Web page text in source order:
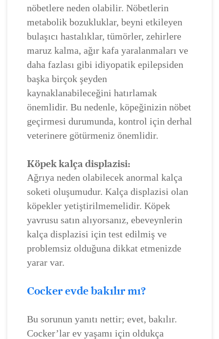
nöbetlere neden olabilir. Nöbetlerin
metabolik bozukluklar, beyni etkileyen
bulaşıcı hastalıklar, tümörler, zehirlere
maruz kalma, ağır kafa yaralanmaları ve
daha fazlası gibi idiyopatik epilepsiden
başka birçok şeyden
kaynaklanabileceğini hatırlamak
önemlidir. Bu nedenle, köpeğinizin nöbet
geçirmesi durumunda, kontrol için derhal
veterinere götürmeniz önemlidir.
Köpek kalça displazisi:
Ağrıya neden olabilecek anormal kalça
soketi oluşumudur. Kalça displazisi olan
köpekler yetiştirilmemelidir. Köpek
yavrusu satın alıyorsanız, ebeveynlerin
kalça displazisi için test edilmiş ve
problemsiz olduğuna dikkat etmenizde
yarar var.
Cocker evde bakılır mı?
Bu sorunun yanıtı nettir; evet, bakılır.
Cocker’lar ev yaşamı için oldukça